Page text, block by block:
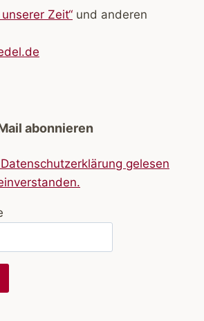
Zeit“ und anderen
abonnieren
gelesen